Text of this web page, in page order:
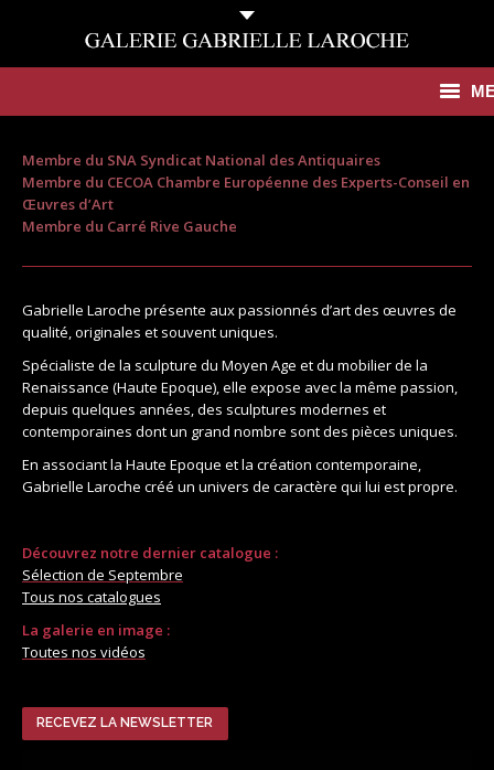
Antiquités
Galerie
Actualités
Membre du SNA Syndicat National des Antiquaires
Membre du CECOA Chambre Européenne des Experts-Conseil en
Œuvres d’Art
Membre du Carré Rive Gauche
Gabrielle Laroche présente aux passionnés d’art des œuvres de
qualité, originales et souvent uniques.
Spécialiste de la sculpture du Moyen Age et du mobilier de la
Renaissance (Haute Epoque), elle expose avec la même passion,
depuis quelques années, des sculptures modernes et
contemporaines dont un grand nombre sont des pièces uniques.
En associant la Haute Epoque et la création contemporaine,
Gabrielle Laroche créé un univers de caractère qui lui est propre.
Découvrez notre dernier catalogue :
Sélection de Septembre
Tous nos catalogues
La galerie en image :
Toutes nos vidéos
RECEVEZ LA NEWSLETTER